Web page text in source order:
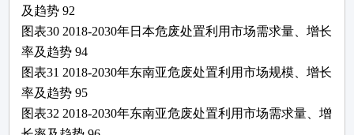
及趋势 92
图表30 2018-2030年日本危废处置利用市场需求量、增长
率及趋势 94
图表31 2018-2030年东南亚危废处置利用市场规模、增长
率及趋势 95
图表32 2018-2030年东南亚危废处置利用市场需求量、增